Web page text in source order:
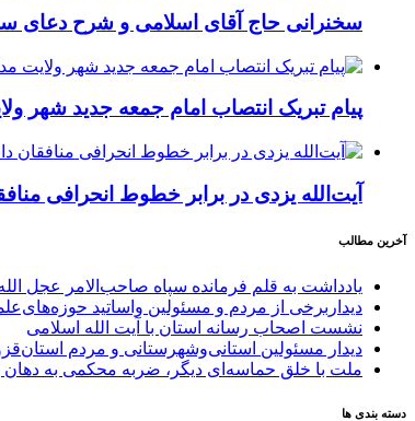
سخنرانی حاج آقای اسلامی و شرح دعای
پیام تبریک انتصاب امام جمعه جدید شهر
آیت‌الله یزدی در برابر خطوط انحرافی
آخرین مطالب
یادداشت به قلم فرمانده سپاه صاحب‌الامر عجل
دیداربرخی از مردم و مسئولین واساتید
نشست اصحاب رسانه استان با آیت الله اسلامی
دیدار مسئولین استانی‌وشهرستانی و مردم‌
ملت با خلق حماسه‌ای دیگر، ضربه محکمی به دهان
دسته بندی ها